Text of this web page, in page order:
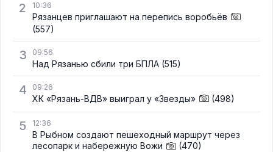
2 10:36
Рязанцев приглашают на перепись воробьёв
(557)
3 09:56
Над Рязанью сбили три БПЛА (515)
4 09:26
ХК «Рязань-ВДВ» выиграл у «Звезды» (498)
5 12:36
В Рыбном создают пешеходный маршрут через
лесопарк и набережную Вожи
(470)